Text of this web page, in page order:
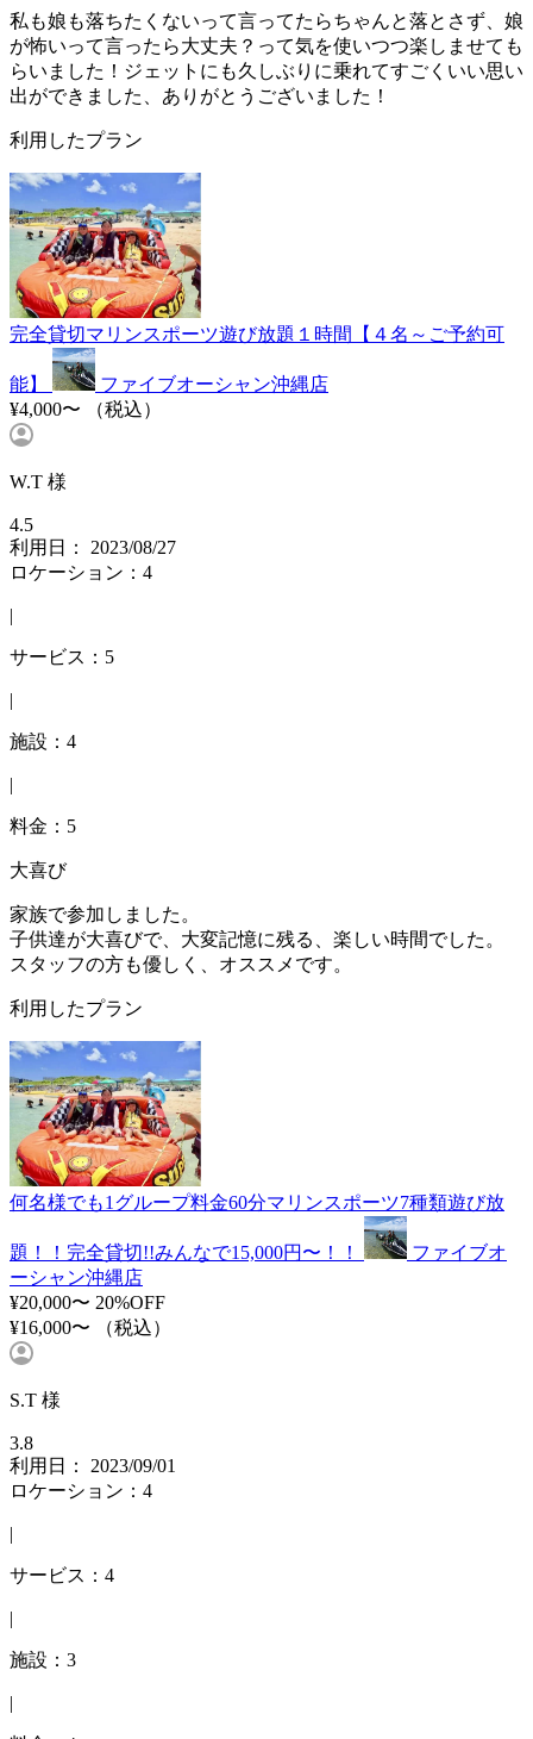
私も娘も落ちたくないって言ってたらちゃんと落とさず、娘
が怖いって言ったら大丈夫？って気を使いつつ楽しませても
らいました！ジェットにも久しぶりに乗れてすごくいい思い
出ができました、ありがとうございました！
利用したプラン
完全貸切マリンスポーツ遊び放題１時間【４名～ご予約可
能】
ファイブオーシャン沖縄店
¥4,000〜
（税込）
W.T 様
4.5
利用日： 2023/08/27
ロケーション：4
|
サービス：5
|
施設：4
|
料金：5
大喜び
家族で参加しました。
子供達が大喜びで、大変記憶に残る、楽しい時間でした。
スタッフの方も優しく、オススメです。
利用したプラン
何名様でも1グループ料金60分マリンスポーツ7種類遊び放
題！！完全貸切!!みんなで15,000円〜！！
ファイブオ
ーシャン沖縄店
¥20,000〜 20%OFF
¥16,000〜
（税込）
S.T 様
3.8
利用日： 2023/09/01
ロケーション：4
|
サービス：4
|
施設：3
|